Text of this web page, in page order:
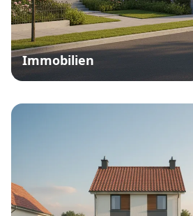
Immobilien